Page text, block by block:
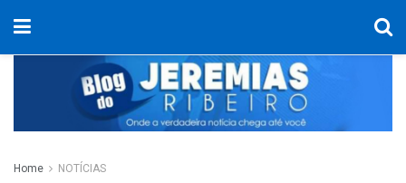
Home NOTÍCIAS